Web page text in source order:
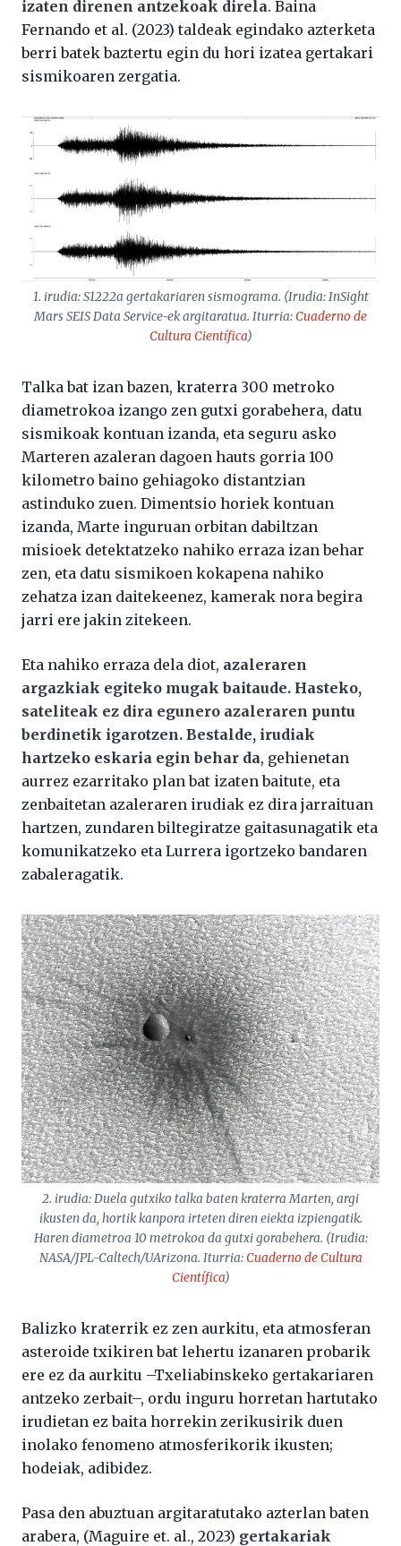
izaten direnen antzekoak direla. Baina
Fernando et al. (2023) taldeak egindako azterketa
berri batek baztertu egin du hori izatea gertakari
sismikoaren zergatia.
1. irudia: S1222a gertakariaren sismograma. (Irudia: InSight
Mars SEIS Data Service-ek argitaratua. Iturria:Cuaderno de
Cultura Científica)
Talka bat izan bazen, kraterra 300 metroko
diametrokoa izango zen gutxi gorabehera, datu
sismikoak kontuan izanda, eta seguru asko
Marteren azaleran dagoen hauts gorria 100
kilometro baino gehiagoko distantzian
astinduko zuen. Dimentsio horiek kontuan
izanda, Marte inguruan orbitan dabiltzan
misioek detektatzeko nahiko erraza izan behar
zen, eta datu sismikoen kokapena nahiko
zehatza izan daitekeenez, kamerak nora begira
jarri ere jakin zitekeen.
Eta nahiko erraza dela diot, azaleraren
argazkiak egiteko mugak baitaude. Hasteko,
sateliteak ez dira egunero azaleraren puntu
berdinetik igarotzen. Bestalde, irudiak
hartzeko eskaria egin behar da, gehienetan
aurrez ezarritako plan bat izaten baitute, eta
zenbaitetan azaleraren irudiak ez dira jarraituan
hartzen, zundaren biltegiratze gaitasunagatik eta
komunikatzeko eta Lurrera igortzeko bandaren
zabaleragatik.
2. irudia: Duela gutxiko talka baten kraterra Marten, argi
ikusten da, hortik kanpora irteten diren eiekta izpiengatik.
Haren diametroa 10 metrokoa da gutxi gorabehera. (Irudia:
NASA/JPL-Caltech/UArizona. Iturria:Cuaderno de Cultura
Científica)
Balizko kraterrik ez zen aurkitu, eta atmosferan
asteroide txikiren bat lehertu izanaren probarik
ere ez da aurkitu –Txeliabinskeko gertakariaren
antzeko zerbait–, ordu inguru horretan hartutako
irudietan ez baita horrekin zerikusirik duen
inolako fenomeno atmosferikorik ikusten;
hodeiak, adibidez.
Pasa den abuztuan argitaratutako azterlan baten
arabera, (Maguire et. al., 2023) gertakariak